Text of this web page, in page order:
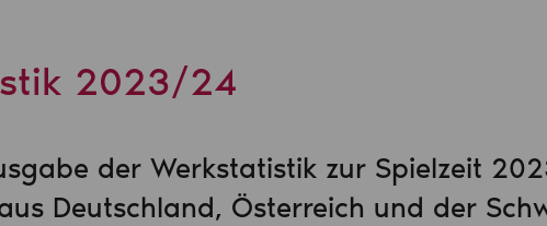
2023/24
der Werkstatistik zur Spielzeit
Deutschland, Österreich und der